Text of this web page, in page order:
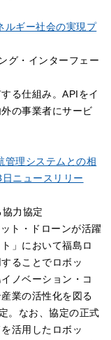
ルギー社会の実現プ
グ・インターフェー
る仕組み。APIをイ
の事業者にサービ
管理システムとの相
ニュースリリー
力協定
ト・ドローンが活躍
」において福島ロ
ることでロボッ
ノベーション・コ
業の活性化を図る
。なお、協定の正式
活用したロボッ